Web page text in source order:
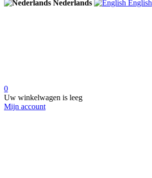
Nederlands English
0
Uw winkelwagen is leeg
Mijn account